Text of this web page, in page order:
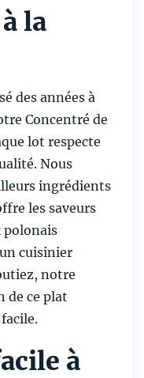
la
des années à
Concentré de
lot respecte
Nous
ingrédients
les saveurs
polonais
cuisinier
notre
de ce plat
à